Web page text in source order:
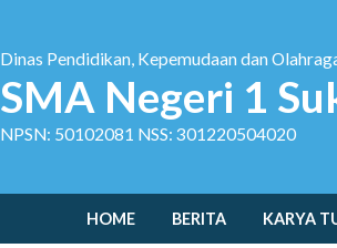
Dinas Pendidikan, Kepemudaan dan
SMA Negeri 1
NPSN: 50102081 NSS: 301220504020
HOME BERITA KARYA